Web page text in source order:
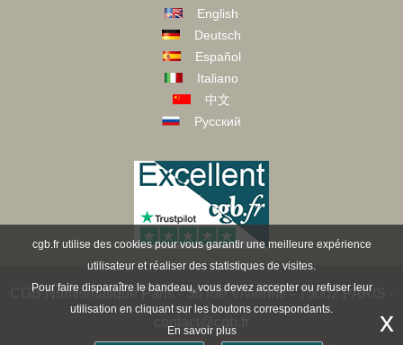
English
Deutsch
Español
Italiano
中文
Русский
CGB Numismatique Paris - 36 rue Vivienne - 75002 PARIS -
cgb.fr utilise des cookies pour vous garantir une meilleure expérience
utilisateur et réaliser des statistiques de visites.
Pour faire disparaître le bandeau, vous devez accepter ou refuser leur
utilisation en cliquant sur les boutons correspondants.
En savoir plus
x